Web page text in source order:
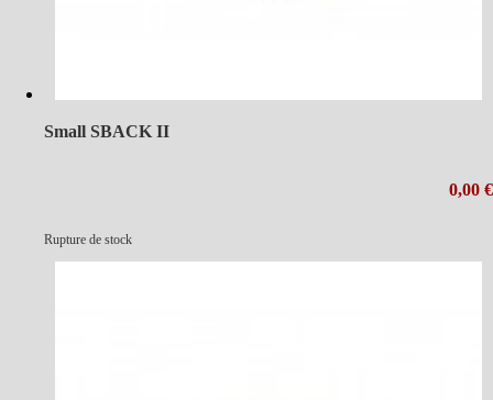
Small SBACK II
0,00 €
Rupture de stock